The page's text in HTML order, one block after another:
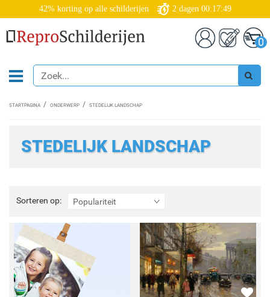
42% korting op alle schilderijen 2 dagen 00:17:47
0
STARTPAGINA ONDERWERP STEDELIJK LANDSCHAP
STEDELIJK LANDSCHAP
Sorteren op: Populariteit
Sorteren
op: